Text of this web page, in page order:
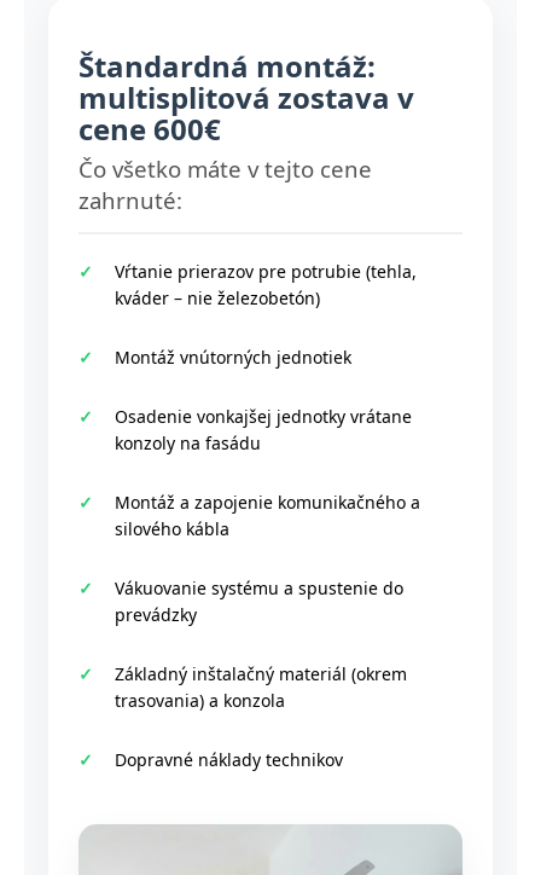
Štandardná montáž:
multisplitová zostava v
cene 600€
Čo všetko máte v tejto cene
zahrnuté:
Vŕtanie prierazov pre potrubie (tehla,
kváder – nie železobetón)
Montáž vnútorných jednotiek
Osadenie vonkajšej jednotky vrátane
konzoly na fasádu
Montáž a zapojenie komunikačného a
silového kábla
Vákuovanie systému a spustenie do
prevádzky
Základný inštalačný materiál (okrem
trasovania) a konzola
Dopravné náklady technikov